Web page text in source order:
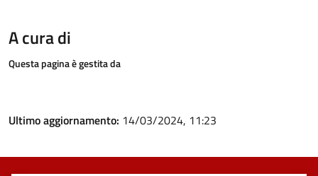
A cura di
Questa pagina è gestita da
Ultimo aggiornamento: 14/03/2024, 11:23